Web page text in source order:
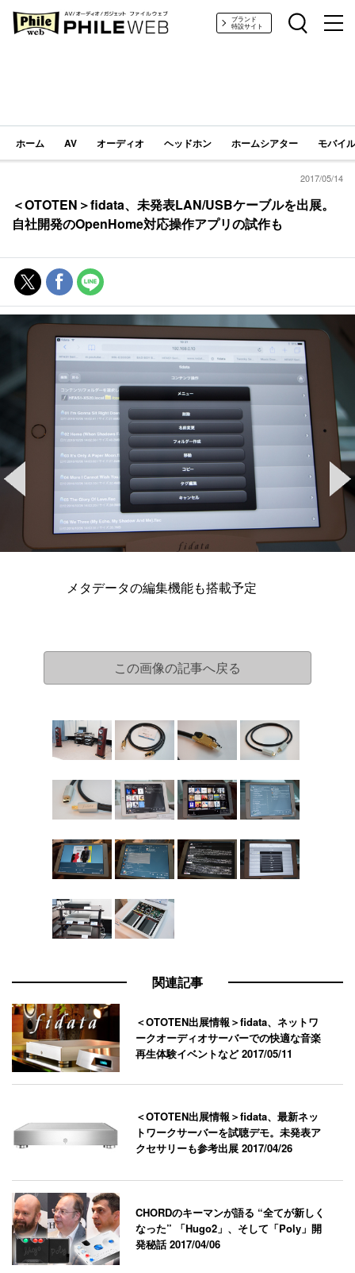
PHILE WEB｜AV/オーディオ/ガジェットブランド
特設サイト
ホーム AV オーディオ ヘッドホン ホームシアター モバイ
2017/05/14
＜OTOTEN＞fidata、未発表LAN/USBケーブルを出展。
自社開発のOpenHome対応操作アプリの試作も
メタデータの編集機能も搭載予定
この画像の記事へ戻る
関連記事
＜OTOTEN出展情報＞fidata、ネットワ
ークオーディオサーバーでの快適な音楽
再生体験イベントなど2017/05/11
＜OTOTEN出展情報＞fidata、最新ネッ
トワークサーバーを試聴デモ。未発表ア
クセサリーも参考出展2017/04/26
CHORDのキーマンが語る “全てが新しく
なった” 「Hugo2」、そして「Poly」開
発秘話2017/04/06